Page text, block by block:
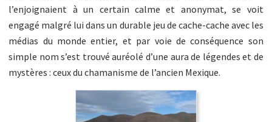
l’enjoignaient à un certain calme et anonymat, se voit
engagé malgré lui dans un durable jeu de cache-cache avec les
médias du monde entier, et par voie de conséquence son
simple nom s’est trouvé auréolé d’une aura de légendes et de
mystères : ceux du chamanisme de l’ancien Mexique.